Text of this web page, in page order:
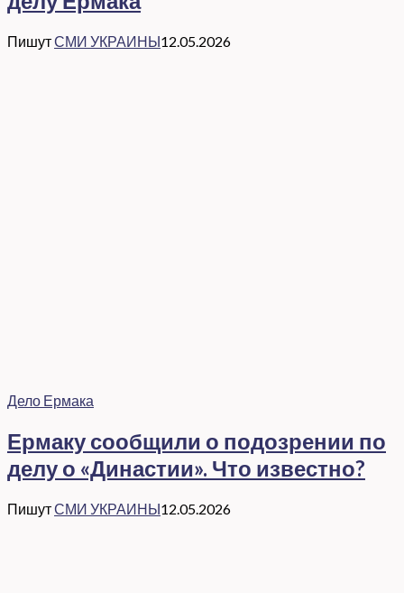
ПишутСМИ УКРАИНЫ12.05.2026
Дело Ермака
Ермаку сообщили о подозрении по
делу о «Династии». Что известно?
ПишутСМИ УКРАИНЫ12.05.2026